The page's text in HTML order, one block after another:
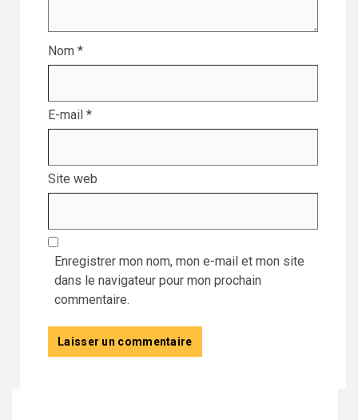
Nom *
E-mail *
Site web
Enregistrer mon nom, mon e-mail et mon site
dans le navigateur pour mon prochain
commentaire.